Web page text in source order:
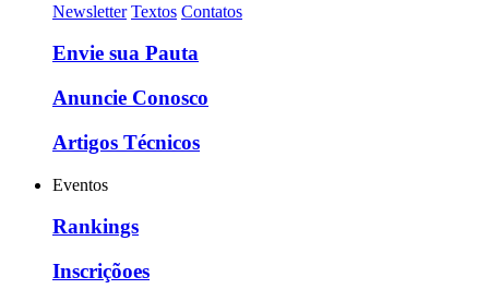
Newsletter Textos Contatos
Envie sua Pauta
Anuncie Conosco
Artigos Técnicos
Eventos
Rankings
Inscriçõoes